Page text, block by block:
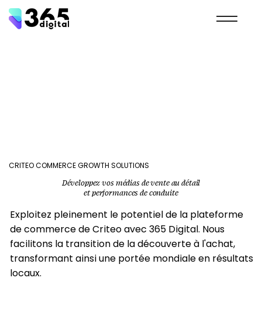
CRITEO COMMERCE GROWTH SOLUTIONS
Développez vos médias de vente au détail
et performances de conduite
Exploitez pleinement le potentiel de la plateforme
de commerce de Criteo avec 365 Digital. Nous
facilitons la transition de la découverte à l'achat,
transformant ainsi une portée mondiale en résultats
locaux.